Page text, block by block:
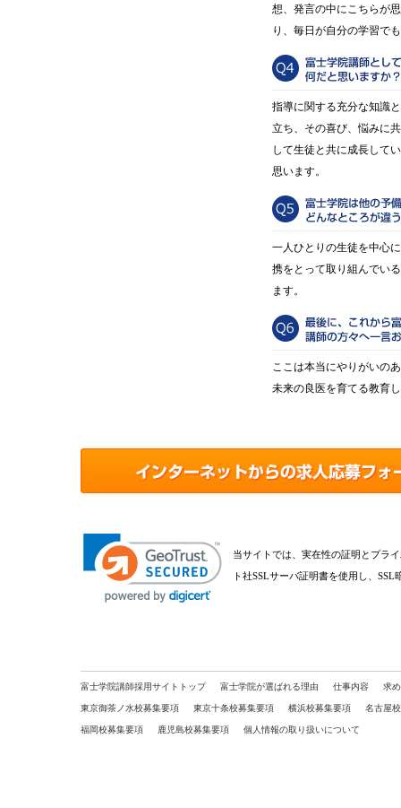
想、発言の中にこちらが
り、毎日が自分の学習で
指導に関する充分な知識
立ち、その喜び、悩みに
して生徒と共に成長して
思います。
一人ひとりの生徒を中心
携をとって取り組んでい
ます。
ここは本当にやりがいの
未来の良医を育てる教育
当サイトでは、実在性の証明とプラ
ト社SSLサーバ証明書を使用し、
富士学院講師採用サイトトップ 富士学院が選ばれる理由 仕事内容 求
東京御茶ノ水校募集要項 東京十条校募集要項 横浜校募集要項 名古屋
福岡校募集要項 鹿児島校募集要項 個人情報の取り扱いについて